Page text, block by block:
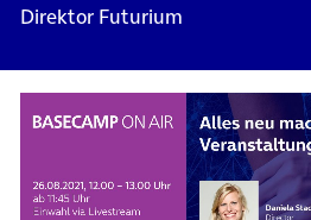
Direktor Futurium